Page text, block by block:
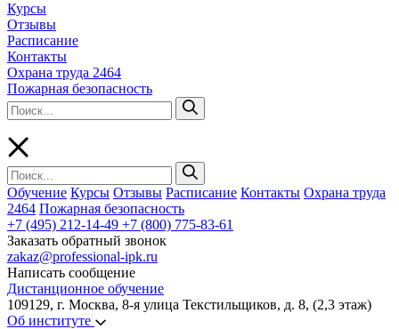
Курсы
Отзывы
Расписание
Контакты
Охрана труда 2464
Пожарная безопасность
Обучение Курсы Отзывы Расписание Контакты Охрана труда
2464 Пожарная безопасность
+7 (495) 212-14-49 +7 (800) 775-83-61
Заказать обратный звонок
zakaz@professional-ipk.ru
Написать сообщение
Дистанционное обучение
109129, г. Москва, 8-я улица Текстильщиков, д. 8, (2,3 этаж)
Об институте